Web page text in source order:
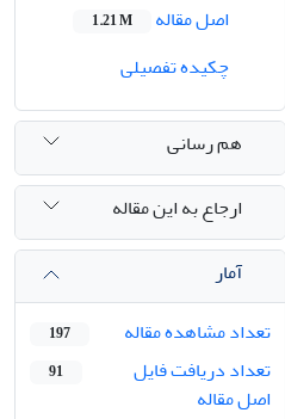
اصل مقاله
1.21 M
چکیده تفصیلی
هم رسانی
ارجاع به این مقاله
آمار
تعداد مشاهده مقاله
197
تعداد دریافت فایل
اصل مقاله
91